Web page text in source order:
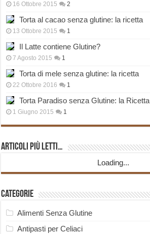
16 Ottobre 2015 2
Torta al cacao senza glutine: la ricetta
13 Ottobre 2015 1
Il Latte contiene Glutine?
7 Agosto 2015 1
Torta di mele senza glutine: la ricetta
22 Ottobre 2016 1
Torta Paradiso senza Glutine: la Ricetta
1 Giugno 2015 1
Articoli più Letti…
Loading...
Categorie
Alimenti Senza Glutine
Antipasti per Celiaci